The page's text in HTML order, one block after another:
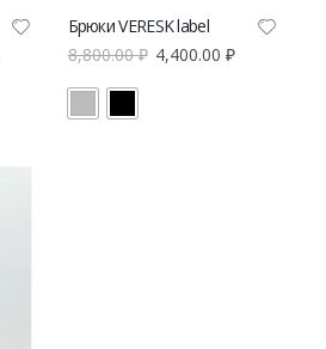
Брюки VERESK label
8,800.00₽ 4,400.00₽